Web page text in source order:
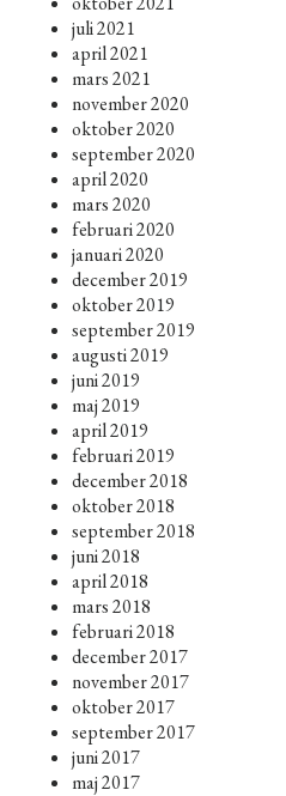
juli 2021
april 2021
mars 2021
november 2020
oktober 2020
september 2020
april 2020
mars 2020
februari 2020
januari 2020
december 2019
oktober 2019
september 2019
augusti 2019
juni 2019
maj 2019
april 2019
februari 2019
december 2018
oktober 2018
september 2018
juni 2018
april 2018
mars 2018
februari 2018
december 2017
november 2017
oktober 2017
september 2017
juni 2017
maj 2017